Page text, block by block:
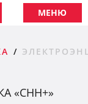
МЕНЮ
«CHH+»